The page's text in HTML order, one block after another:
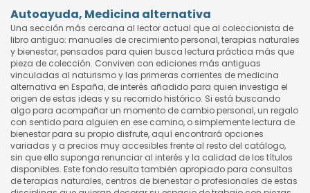
Autoayuda, Medicina alternativa
Una sección más cercana al lector actual que al coleccionista de
libro antiguo: manuales de crecimiento personal, terapias naturales
y bienestar, pensados para quien busca lectura práctica más que
pieza de colección. Conviven con ediciones más antiguas
vinculadas al naturismo y las primeras corrientes de medicina
alternativa en España, de interés añadido para quien investiga el
origen de estas ideas y su recorrido histórico. Si está buscando
algo para acompañar un momento de cambio personal, un regalo
con sentido para alguien en ese camino, o simplemente lectura de
bienestar para su propio disfrute, aquí encontrará opciones
variadas y a precios muy accesibles frente al resto del catálogo,
sin que ello suponga renunciar al interés y la calidad de los títulos
disponibles. Este fondo resulta también apropiado para consultas
de terapias naturales, centros de bienestar o profesionales de estas